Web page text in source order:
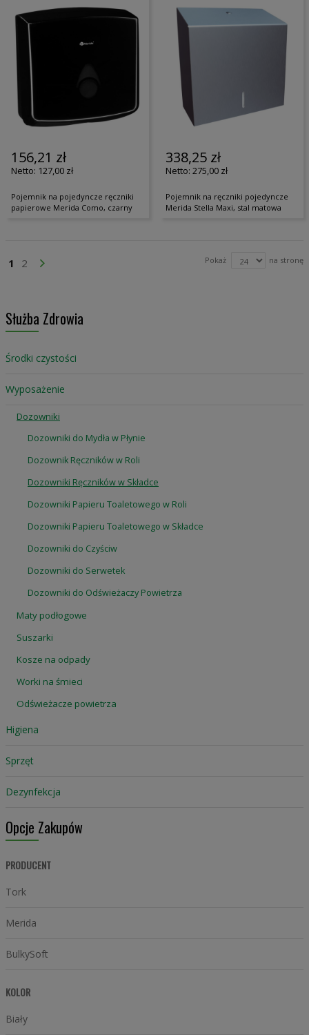
156,21 zł
127,00 zł
Pojemnik na pojedyncze ręczniki
papierowe Merida Como, czarny
338,25 zł
275,00 zł
Pojemnik na ręczniki pojedyncze
Merida Stella Maxi, stal matowa
Aktualnie czytasz stronę
1 Strona
2 Strona
Przejdź Dalej Pokaż na stronę
Służba Zdrowia
Środki czystości
Wyposażenie
Dozowniki
Dozowniki do Mydła w Płynie
Dozownik Ręczników w Roli
Dozowniki Ręczników w Składce
Dozowniki Papieru Toaletowego w Roli
Dozowniki Papieru Toaletowego w Składce
Dozowniki do Czyściw
Dozowniki do Serwetek
Dozowniki do Odświeżaczy Powietrza
Maty podłogowe
Suszarki
Kosze na odpady
Worki na śmieci
Odświeżacze powietrza
Higiena
Sprzęt
Dezynfekcja
Opcje Zakupów
PRODUCENT
Tork
Merida
BulkySoft
KOLOR
Biały